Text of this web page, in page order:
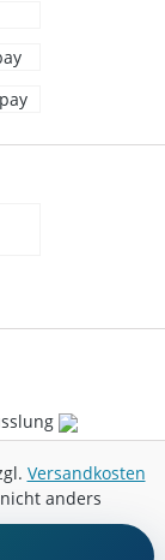
Versandkosten
anders